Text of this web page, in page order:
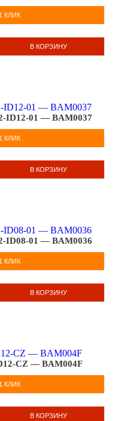
КЛИК
В КОРЗИНУ
ID12-01 — BAM0037
КЛИК
В КОРЗИНУ
ID08-01 — BAM0036
КЛИК
В КОРЗИНУ
CZ — BAM004F
КЛИК
В КОРЗИНУ